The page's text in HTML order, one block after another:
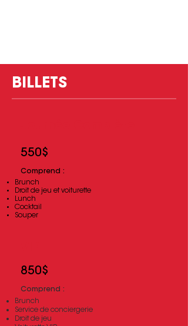
BILLETS
550$
Comprend :
Brunch
Droit de jeu et voiturette
Lunch
Cocktail
Souper
850$
Comprend :​
Brunch
Service de conciergerie
Droit de jeu